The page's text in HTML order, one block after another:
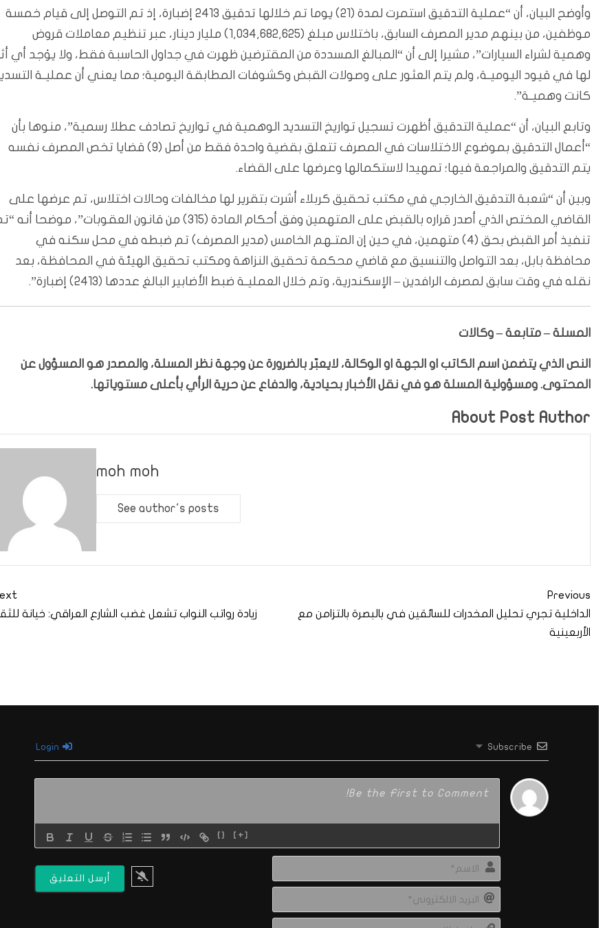
وأوضح البيان، أن “عملية التدقيق استمرت لمدة (21) يوما تم خلالها تدقيق 2413 إضبارة، إذ تم التوصل إلى قيام خمسة
موظفين، من بينهم مدير المصرف السابق، باختلاس مبلغ (1,034,682,625) مليار دينار، عبر تنظيم معاملات قروض
وهمية لشراء السيارات”، مشيرا إلى أن “المبالغ المسددة من المقترضين ظهرت في جداول الحاسبة فقط، ولا يوْجد أي
لها في قيود اليوميـة، ولم يتم العثور على وصولات القبض وكشوفات المطابقة اليومية؛ مما يعني أن عمليـة
كانت وهميـة”.
وتابع البيان، أن “عملية التدقيق أظهرت تسجيل تواريخ التسديد الوهمية في تواريخ تصادف عطلا رسمية”، منوها بأن
“أعمال التدقيق بموضوع الاختلاسات في المصرف تتعلق بقضية واحدة فقط من أصل (9) قضايا تخص المصرف نفسه
يتم التدقيق والمراجعة فيها؛ تمهيدا لاستكمالها وعرضها على القضاء.
وبين أن “شعبة التدقيق الخارجي في مكتب تحقيق كربلاء أشرت بتقرير لها مخالفات وحالات اختلاس، تم عرضها على
القاضي المختص الذي أصدر قراره بالقبض على المتهمين وفق أحكام المادة (315) من قانون العقوبات”، موضحا
تنفيذ أمر القبض بحق (4) متهمين، في حين إن المتـهم الخامس (مدير المصرف) تم ضبطه في محل سكنه في
محافظة بابل، بعد التواصل والتنسيق مع قاضي محكمة تحقيق النزاهة ومكتب تحقيق الهيئة في المحافظة، بعد
نقله في وقت سابق لمصرف الرافدين – الإسكندرية، وتم خلال العمليـة ضبط الأضابير البالغ عددها (2413) إضبارة”.
المسلة – متابعة – وكالات
النص الذي يتضمن اسم الكاتب او الجهة او الوكالة، لايعبّر بالضرورة عن وجهة نظر المسلة، والمصدر هو المسؤول عن
المحتوى. ومسؤولية المسلة هو في نقل الأخبار بحيادية، والدفاع عن حرية الرأي بأعلى مستوياتها.
About Post Author
moh moh
See author's posts
Previous
الداخلية تجري تحليل المخدرات للسائقين في بالبصرة بالتزامن مع
الأربعينية
زيادة رواتب النواب تشعل غضب الشارع العراقي: خيانة
Subscribe
{} [+]